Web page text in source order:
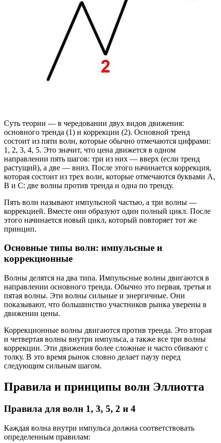
Суть теории — в чередовании двух видов движения:
основного тренда (1) и коррекции (2). Основной тренд
состоит из пяти волн, которые обычно отмечаются цифрами:
1, 2, 3, 4, 5. Это значит, что цена движется в одном
направлении пять шагов: три из них — вверх (если тренд
растущий), а две — вниз. После этого начинается коррекция,
которая состоит из трех волн, которые отмечаются буквами A,
B и C: две волны против тренда и одна по тренду.
Пять волн называют импульсной частью, а три волны —
коррекцией. Вместе они образуют один полный цикл. После
этого начинается новый цикл, который повторяет тот же
принцип.
Основные типы волн: импульсные и
коррекционные
Волны делятся на два типа. Импульсные волны двигаются в
направлении основного тренда. Обычно это первая, третья и
пятая волны. Эти волны сильные и энергичные. Они
показывают, что большинство участников рынка уверены в
движении цены.
Коррекционные волны двигаются против тренда. Это вторая
и четвертая волны внутри импульса, а также все три волны
коррекции. Эти движения более сложные и часто сбивают с
толку. В это время рынок словно делает паузу перед
следующим сильным шагом.
Правила и принципы волн Эллиотта
Правила для волн 1, 3, 5, 2 и 4
Каждая волна внутри импульса должна соответствовать
определенным правилам: